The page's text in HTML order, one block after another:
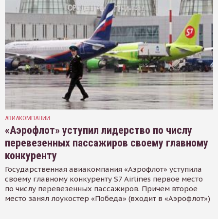
АВИАКОМПАНИИ
«Аэрофлот» уступил лидерство по числу
перевезенных пассажиров своему главному
конкуренту
Государственная авиакомпания «Аэрофлот» уступила
своему главному конкуренту S7 Airlines первое место
по числу перевезенных пассажиров. Причем второе
место занял лоукостер «Победа» (входит в «Аэрофлот»)